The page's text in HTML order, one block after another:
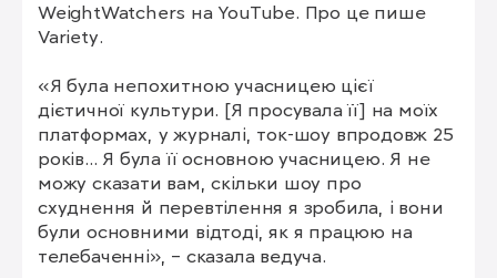
WeightWatchers на YouTube. Про це пише
Variety.
«Я була непохитною учасницею цієї
дієтичної культури. [Я просувала її] на моїх
платформах, у журналі, ток-шоу впродовж 25
років... Я була її основною учасницею. Я не
можу сказати вам, скільки шоу про
схуднення й перевтілення я зробила, і вони
були основними відтоді, як я працюю на
телебаченні», – сказала ведуча.